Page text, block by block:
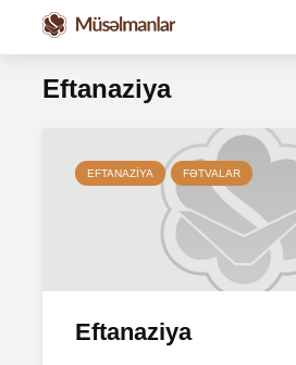
Eftanaziya
EFTANAZIYA FƏTVALAR
Eftanaziya